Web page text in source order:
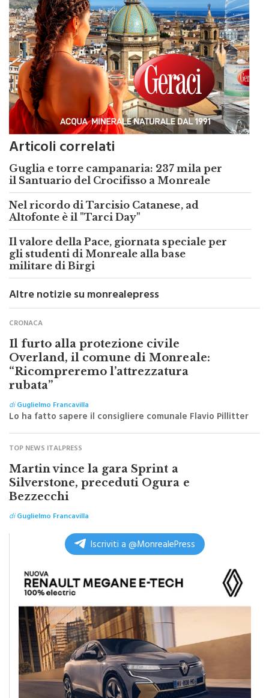
Articoli correlati
Guglia e torre campanaria: 237 mila per
il Santuario del Crocifisso a Monreale
Nel ricordo di Tarcisio Catanese, ad
Altofonte è il "Tarci Day"
Il valore della Pace, giornata speciale per
gli studenti di Monreale alla base
militare di Birgi
Altre notizie su monrealepress
CRONACA
Il furto alla protezione civile
Overland, il comune di Monreale:
“Ricompreremo l’attrezzatura
rubata”
diGuglielmo Francavilla
Lo ha fatto sapere il consigliere comunale Flavio Pillitter
TOP NEWS ITALPRESS
Martin vince la gara Sprint a
Silverstone, preceduti Ogura e
Bezzecchi
di
Guglielmo Francavilla